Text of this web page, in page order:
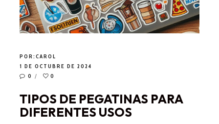
POR:CAROL
1 DE OCTUBRE DE 2024
0
0
TIPOS DE PEGATINAS PARA
DIFERENTES USOS